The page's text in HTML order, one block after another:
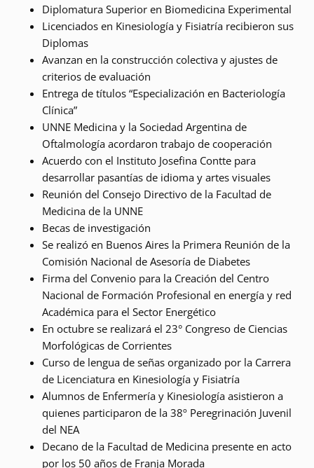
Diplomatura Superior en Biomedicina Experimental
Licenciados en Kinesiología y Fisiatría recibieron sus
Diplomas
Avanzan en la construcción colectiva y ajustes de
criterios de evaluación
Entrega de títulos “Especialización en Bacteriología
Clínica”
UNNE Medicina y la Sociedad Argentina de
Oftalmología acordaron trabajo de cooperación
Acuerdo con el Instituto Josefina Contte para
desarrollar pasantías de idioma y artes visuales
Reunión del Consejo Directivo de la Facultad de
Medicina de la UNNE
Becas de investigación
Se realizó en Buenos Aires la Primera Reunión de la
Comisión Nacional de Asesoría de Diabetes
Firma del Convenio para la Creación del Centro
Nacional de Formación Profesional en energía y red
Académica para el Sector Energético
En octubre se realizará el 23° Congreso de Ciencias
Morfológicas de Corrientes
Curso de lengua de señas organizado por la Carrera
de Licenciatura en Kinesiología y Fisiatría
Alumnos de Enfermería y Kinesiología asistieron a
quienes participaron de la 38º Peregrinación Juvenil
del NEA
Decano de la Facultad de Medicina presente en acto
por los 50 años de Franja Morada